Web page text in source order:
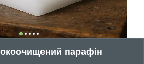
парафін